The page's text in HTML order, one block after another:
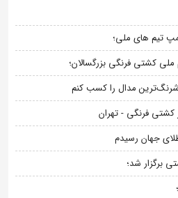
کشتی فرنگی بزرگسالان؛
مدال را کسب کنم
کشتی فرنگی - تهران
جهان رسیدم
برگزار شد؛